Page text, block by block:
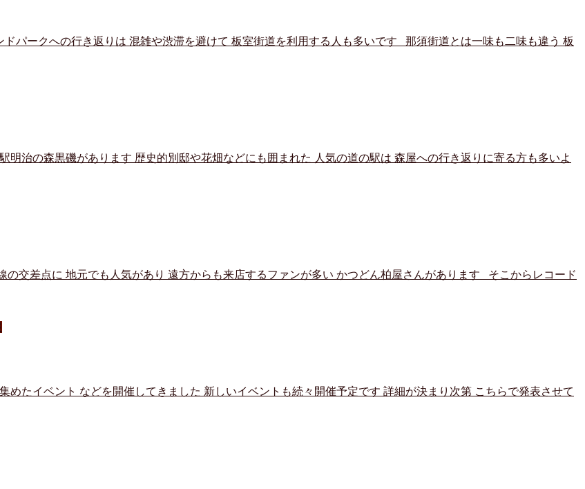
パークへの行き返りは 混雑や渋滞を避けて 板室街道を利用する人も多いです 那須街道とは一味も二味も違う 板
明治の森黒磯があります 歴史的別邸や花畑などにも囲まれた 人気の道の駅は 森屋への行き返りに寄る方も多いよ
交差点に 地元でも人気があり 遠方からも来店するファンが多い かつどん柏屋さんがあります そこからレコード
めたイベント などを開催してきました 新しいイベントも続々開催予定です 詳細が決まり次第 こちらで発表させて